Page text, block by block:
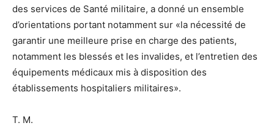
des services de Santé militaire, a donné un ensemble
d’orientations portant notamment sur «la nécessité de
garantir une meilleure prise en charge des patients,
notamment les blessés et les invalides, et l’entretien des
équipements médicaux mis à disposition des
établissements hospitaliers militaires».
T. M.